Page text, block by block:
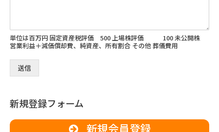
単位は百万円 固定資産税評価 500 上場株評価 100 未公開株
営業利益＋減価償却費、純資産、所有割合 その他 葬儀費用
送信
新規登録フォーム
新規会員登録